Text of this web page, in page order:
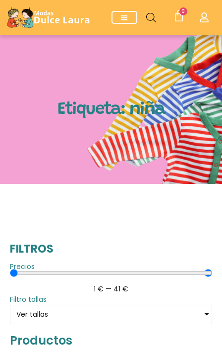
0
Etiqueta: niña
FILTROS
Precios
1 € — 41 €
Filtro tallas
Ver tallas
Productos